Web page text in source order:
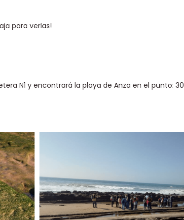
para verlas!
N1 y encontrará la playa de Anza en el punto: